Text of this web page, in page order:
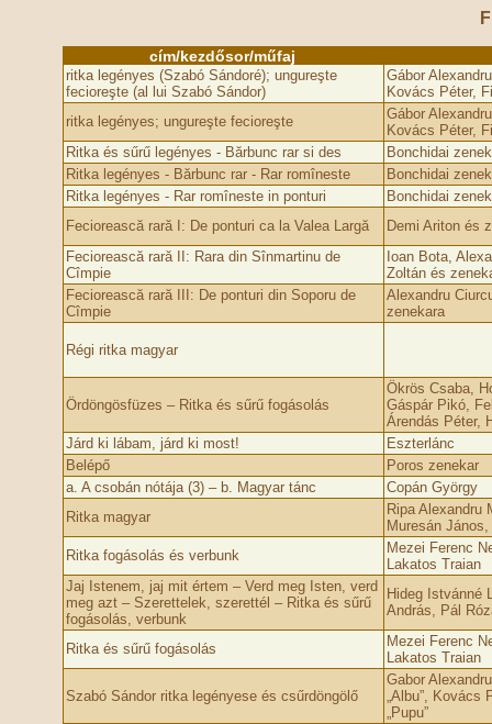
cím/kezdősor/műfaj
ritka legényes (Szabó Sándoré); ungureşte
fecioreşte (al lui Szabó Sándor)
Gábor
Kovács Péter,
ritka legényes; ungureşte fecioreşte
Gábor
Kovács Péter,
Ritka és sűrű legényes - Bărbunc rar si des
Bonchidai
Ritka legényes - Bărbunc rar - Rar romîneste
Bonchidai
Ritka legényes - Rar romîneste in ponturi
Bonchidai
Feciorească rară I: De ponturi ca la Valea Largă
Demi Ariton és
Feciorească rară II: Rara din Sînmartinu de
Cîmpie
Ioan Bota,
Zoltán és
Feciorească rară III: De ponturi din Soporu de
Cîmpie
Alexandru
zenekara
Régi ritka magyar
Ördöngösfüzes – Ritka és sűrű fogásolás
Ökrös Csaba,
Gáspár Pikó,
Árendás Péter,
Járd ki lábam, járd ki most!
Eszterlánc
Belépő
Poros zenekar
a. A csobán nótája (3) – b. Magyar tánc
Copán György
Ritka magyar
Ripa Alexandru
Muresán
Ritka fogásolás és verbunk
Mezei Ferenc
Lakatos Traian
Jaj Istenem, jaj mit értem – Verd meg Isten, verd
meg azt – Szerettelek, szerettél – Ritka és sűrű
fogásolás, verbunk
Hideg Istvánné
András, Pál
Ritka és sűrű fogásolás
Mezei Ferenc
Lakatos Traian
Szabó Sándor ritka legényese és csűrdöngölő
Gabor
„Albu”, Kovács
„Pupu”